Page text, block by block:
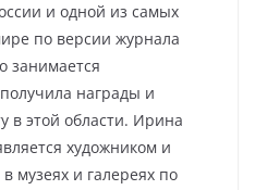
и одной из самых
по версии журнала
занимается
награды и
в этой области. Ирина
художником и
музеях и галереях по